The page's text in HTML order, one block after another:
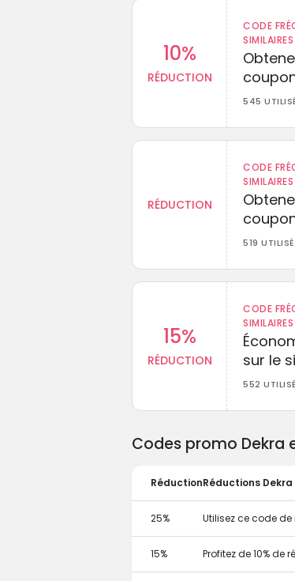
10%
RÉDUCTION
CODE
SIMILAIRES
545
RÉDUCTION
CODE
SIMILAIRES
519 UTILISÉ
15%
RÉDUCTION
CODE
SIMILAIRES
sur le
552 UTILISÉ
Codes promo Dekra
RéductionRéductions Dekra
25% Utilisez ce code
15% Profitez de 10%